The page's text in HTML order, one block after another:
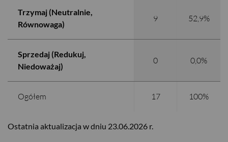
Trzymaj (Neutralnie,
Równowaga)
9 52,9%
Sprzedaj (Redukuj,
Niedoważaj)
0 0,0%
Ogółem 17 100%
Ostatnia aktualizacja w dniu 23.06.2026 r.